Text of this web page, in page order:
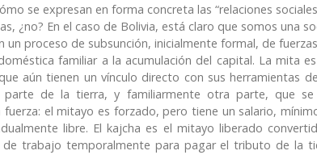
se expresan en forma concreta las “relaciones
¿no? En el caso de Bolivia, está claro que somos una
un proceso de subsunción, inicialmente formal, de
familiar a la acumulación del capital. La mita
aún tienen un vínculo directo con sus herramientas
parte de la tierra, y familiarmente otra parte, que se
el mitayo es forzado, pero tiene un salario,
libre. El kajcha es el mitayo liberado
de trabajo temporalmente para pagar el tributo de la